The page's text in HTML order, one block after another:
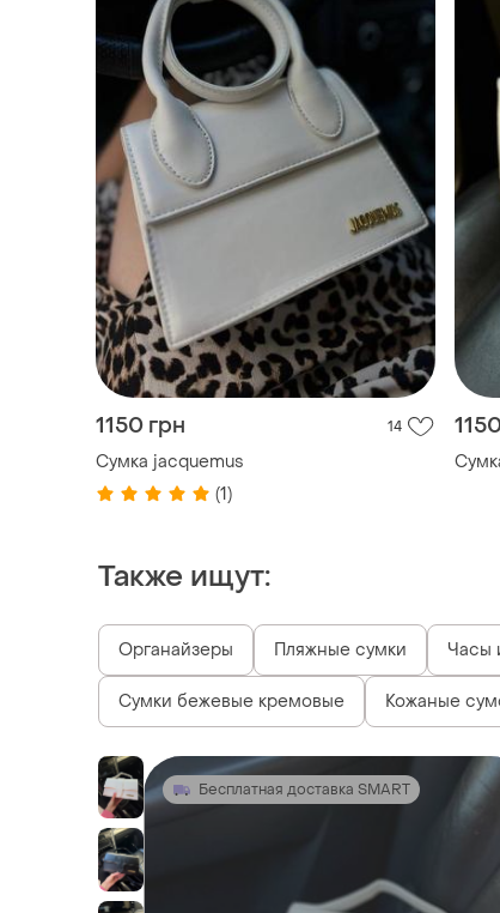
1150 грн 14
Сумка jacquemus
(1)
Также ищут:
Органайзеры Пляжные сумки Часы
Сумки бежевые кремовые Кожаные
Бесплатная доставка SMART